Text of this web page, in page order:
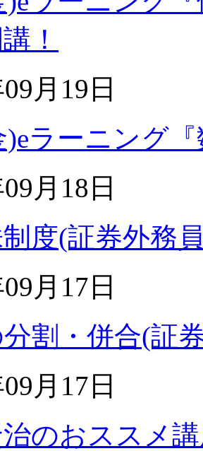
！
月19日
)eラーニング
月18日
度(証券外務
月17日
割・併合(証
月17日
のおススメ